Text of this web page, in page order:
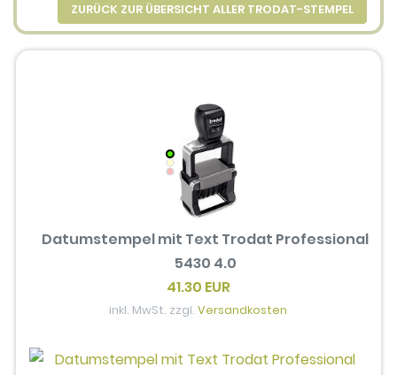
ZURÜCK ZUR ÜBERSICHT ALLER TRODAT-STEMPEL
Datumstempel mit Text Trodat Professional
5430 4.0
41.30 EUR
inkl. MwSt. zzgl.Versandkosten